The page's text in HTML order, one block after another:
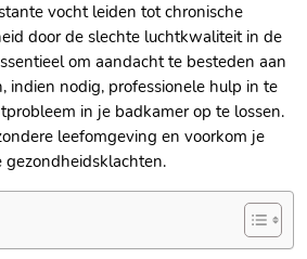
vocht leiden tot chronische
door de slechte luchtkwaliteit in de
om aandacht te besteden aan
indien nodig, professionele hulp in te
in je badkamer op te lossen.
leefomgeving en voorkom je
gezondheidsklachten.